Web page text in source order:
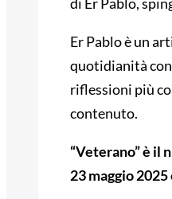
Er Pablo è un
quotidianità
riflessioni più
contenuto.
“Veterano” è il
23 maggio